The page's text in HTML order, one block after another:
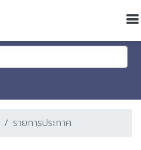
รายการประกาศ